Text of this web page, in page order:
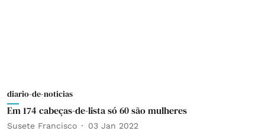
diario-de-noticias
Em 174 cabeças-de-lista só 60 são mulheres
Susete Francisco 03 Jan 2022